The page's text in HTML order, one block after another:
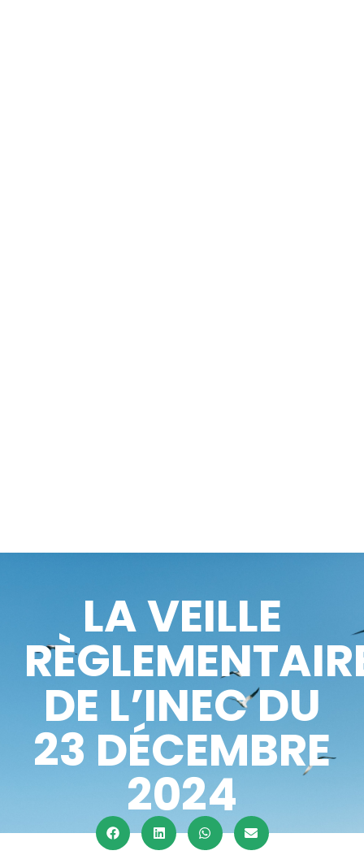
LA VEILLE
DE L’INEC DU
23 DÉCEMBRE
2024